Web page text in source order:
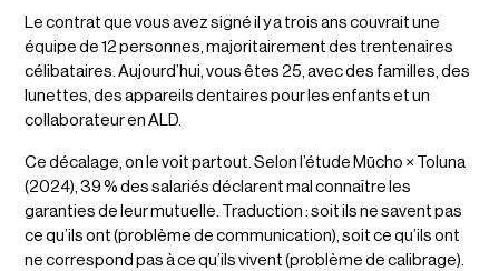
Le contrat que vous avez signé il y a trois ans couvrait une
équipe de 12 personnes, majoritairement des trentenaires
célibataires. Aujourd’hui, vous êtes 25, avec des familles, des
lunettes, des appareils dentaires pour les enfants et un
collaborateur en ALD.
Ce décalage, on le voit partout. Selon l’étude Mūcho × Toluna
(2024), 39 % des salariés déclarent mal connaître les
garanties de leur mutuelle. Traduction : soit ils ne savent pas
ce qu’ils ont (problème de communication), soit ce qu’ils ont
ne correspond pas à ce qu’ils vivent (problème de calibrage).